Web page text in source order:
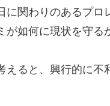
関わりのあるプロ
如何に現状を守る
ると、興行的に不